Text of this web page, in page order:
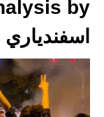
اسفندياري